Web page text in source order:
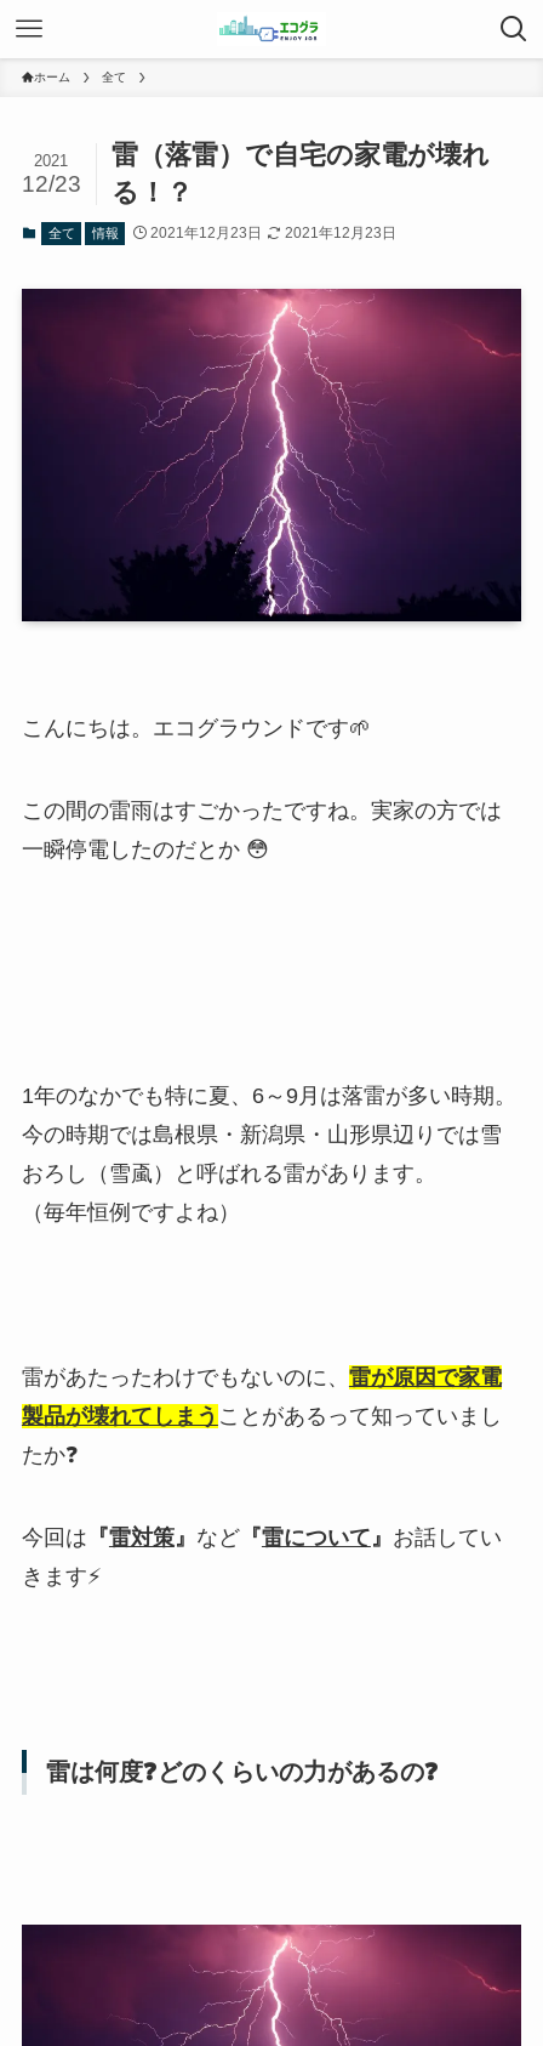
ホーム 全て
雷（落雷）で自宅の家電が壊れ
る！？
2021
12/23
全て 情報 2021年12月23日 2021年12月23日
こんにちは。エコグラウンドです🌱
この間の雷雨はすごかったですね。実家の方では
一瞬停電したのだとか 😳
1年のなかでも特に夏、6～9月は落雷が多い時期。
今の時期では島根県・新潟県・山形県辺りでは雪
おろし（雪颪）と呼ばれる雷があります。
（毎年恒例ですよね）
雷があたったわけでもないのに、 雷が原因で家電
製品が壊れてしまう ことがあるって知っていまし
たか❓
今回は 『雷対策』 など『雷について 』 お話してい
きます⚡
雷は何度❓どのくらいの力があるの❓